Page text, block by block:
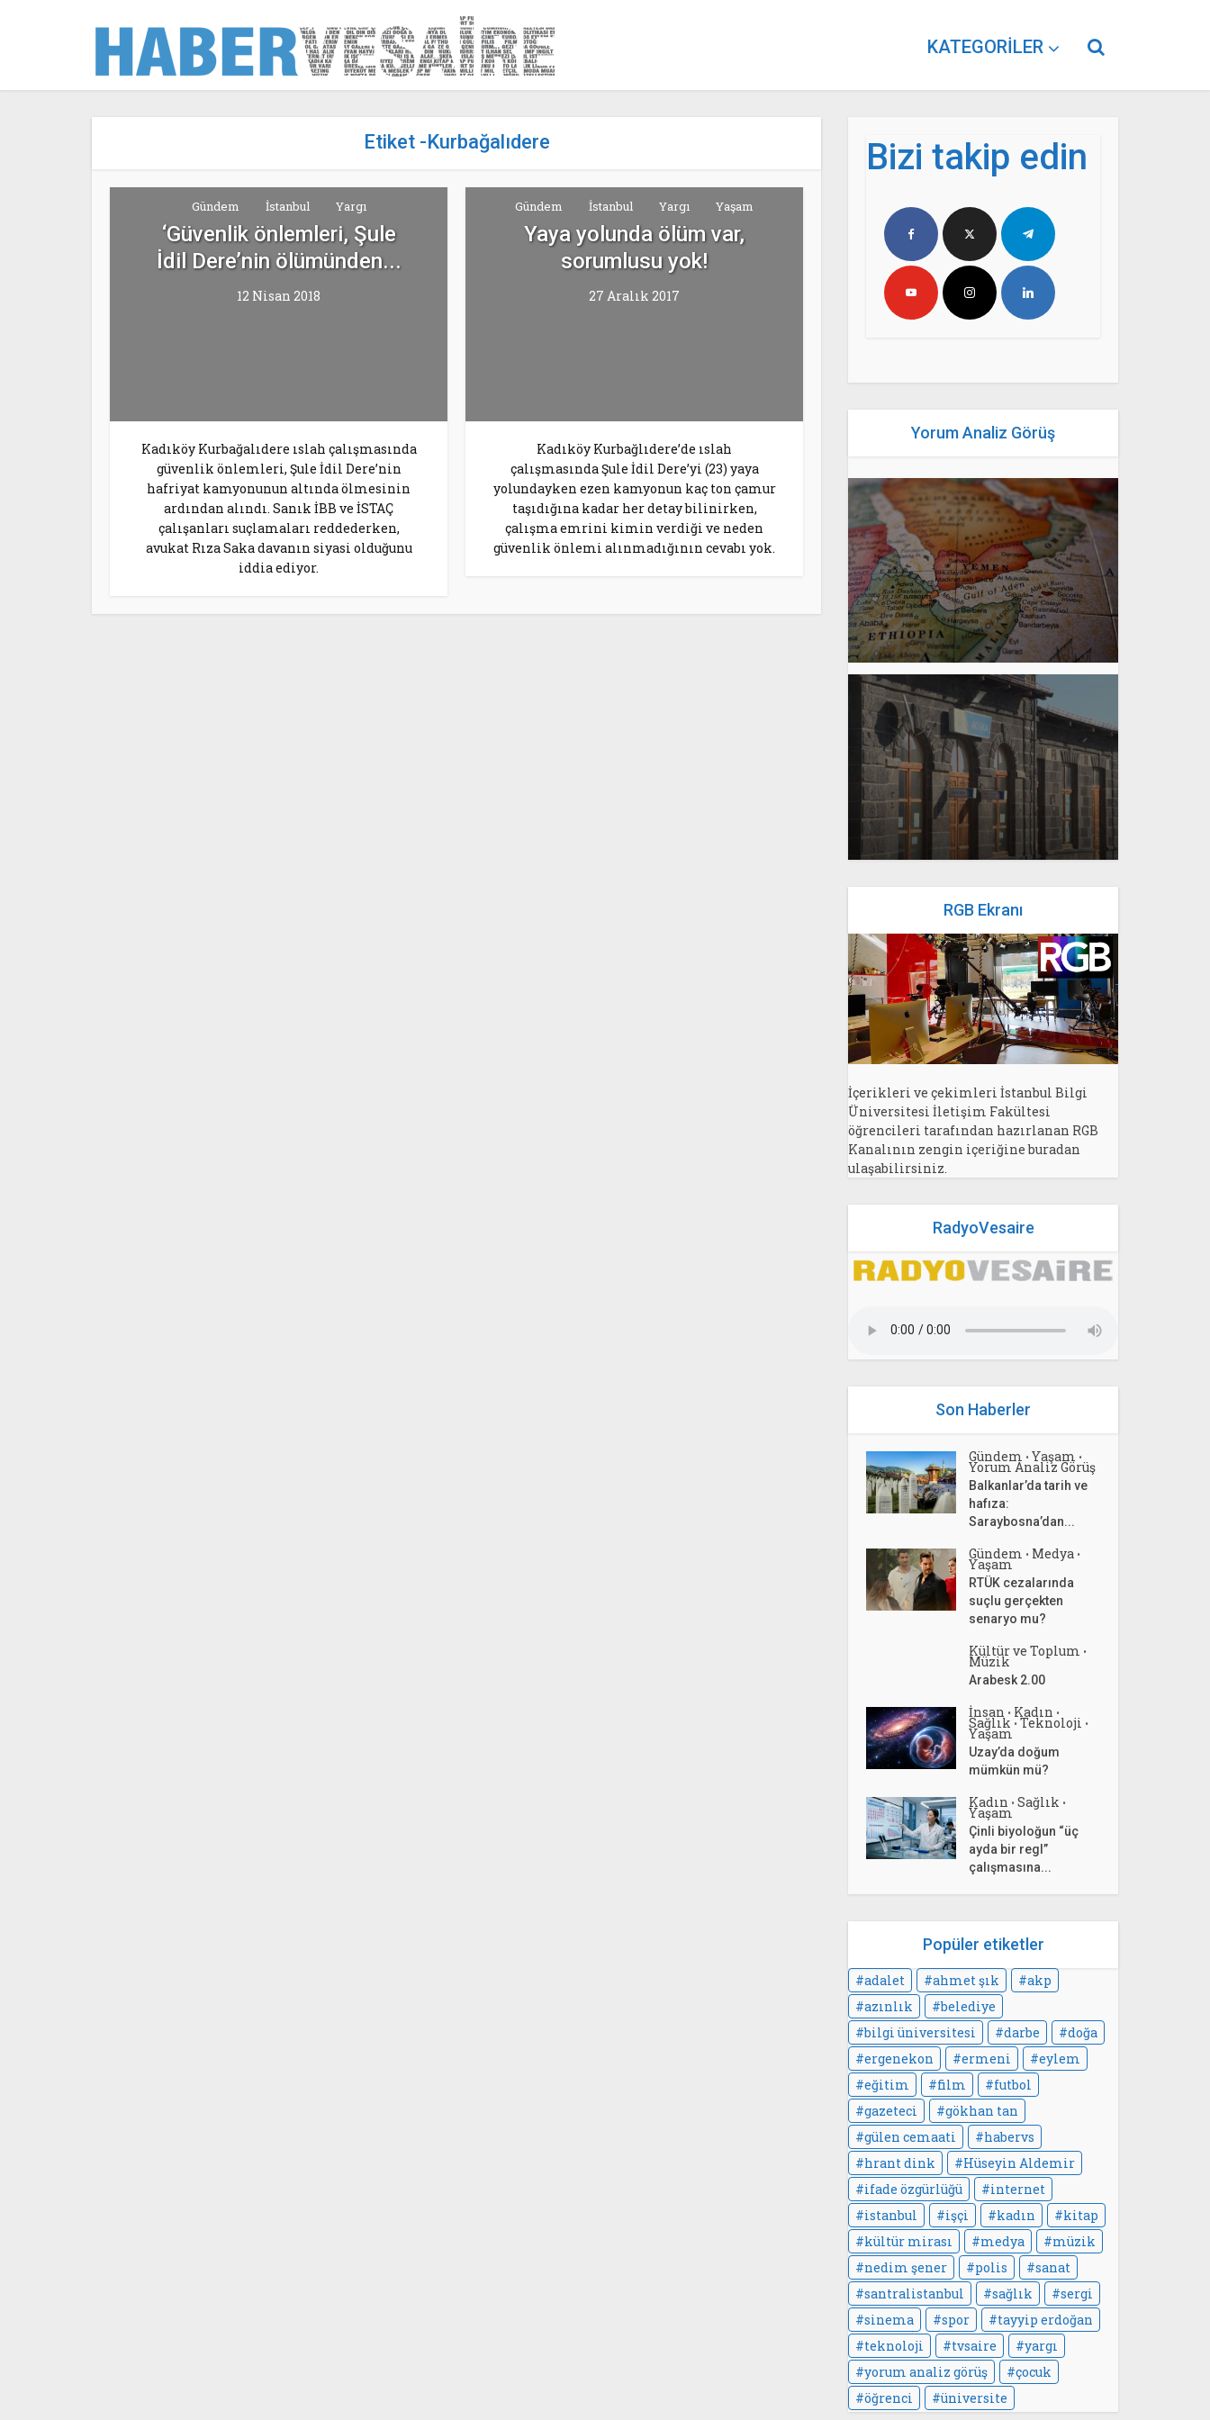
KATEGORILER
Etiket -Kurbağalıdere
Gündem İstanbul Yargı
‘Güvenlik önlemleri, Şule
İdil Dere’nin ölümünden...
12 Nisan 2018
Kadıköy Kurbağalıdere ıslah çalışmasında
güvenlik önlemleri, Şule İdil Dere’nin
hafriyat kamyonunun altında ölmesinin
ardından alındı. Sanık İBB ve İSTAÇ
çalışanları suçlamaları reddederken,
avukat Rıza Saka davanın siyasi olduğunu
iddia ediyor.
Gündem İstanbul Yargı Yaşam
Yaya yolunda ölüm var,
sorumlusu yok!
27 Aralık 2017
Kadıköy Kurbağlıdere’de ıslah
çalışmasında Şule İdil Dere’yi (23) yaya
yolundayken ezen kamyonun kaç ton çamur
taşıdığına kadar her detay bilinirken,
çalışma emrini kimin verdiği ve neden
güvenlik önlemi alınmadığının cevabı yok.
Bizi takip edin
Yorum Analiz Görüş
yazanBahri Ak
yazanBahri Ak
yazanBahri Ak
yazan
Bahri Ak
yazanBahri Ak
RGB Ekranı
İçerikleri ve çekimleri İstanbul Bilgi
Üniversitesi İletişim Fakültesi
öğrencileri tarafından hazırlanan RGB
Kanalının zengin içeriğine buradan
ulaşabilirsiniz.
RadyoVesaire
Son Haberler
Gündem • Yaşam •
Yorum Analiz Görüş
Balkanlar’da tarih ve
hafıza:
Saraybosna’dan...
Gündem • Medya •
Yaşam
RTÜK cezalarında
suçlu gerçekten
senaryo mu?
Kültür ve Toplum •
Müzik
Arabesk 2.00
İnsan • Kadın •
Sağlık • Teknoloji •
Yaşam
Uzay’da doğum
mümkün mü?
Kadın • Sağlık •
Yaşam
Çinli biyoloğun “üç
ayda bir regl”
çalışmasına...
Popüler etiketler
adalet ahmet şık
akp
azınlık
belediye
bilgi üniversitesi
darbe
doğa
ergenekon
ermeni
eylem
eğitim
film
futbol
gazeteci
gökhan tan
gülen cemaati
habervs
hrant dink
Hüseyin Aldemir
ifade özgürlüğü
internet
istanbul
işçi kadın
kitap
kültür mirası
medya
müzik
nedim şener
polis
sanat
santralistanbul
sağlık
sergi
sinema
spor
tayyip erdoğan
teknoloji
tvsaire
yargı
yorum analiz görüş
çocuk
öğrenci
üniversite